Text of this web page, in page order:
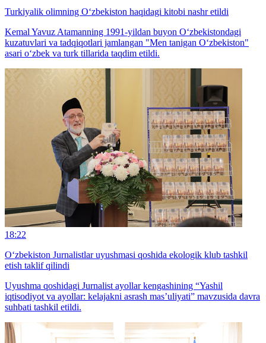
Turkiyalik olimning O‘zbekiston haqidagi kitobi nashr etildi
Kemal Yavuz Atamanning 1991-yildan buyon O‘zbekistondagi
kuzatuvlari va tadqiqotlari jamlangan "Men tanigan O‘zbekiston"
asari o‘zbek va turk tillarida taqdim etildi.
18:22
O‘zbekiston Jurnalistlar uyushmasi qoshida ekologik klub tashkil
etish taklif qilindi
Uyushma qoshidagi Jurnalist ayollar kengashining “Yashil
iqtisodiyot va ayollar: kelajakni asrash mas’uliyati” mavzusida davra
suhbati tashkil etildi.